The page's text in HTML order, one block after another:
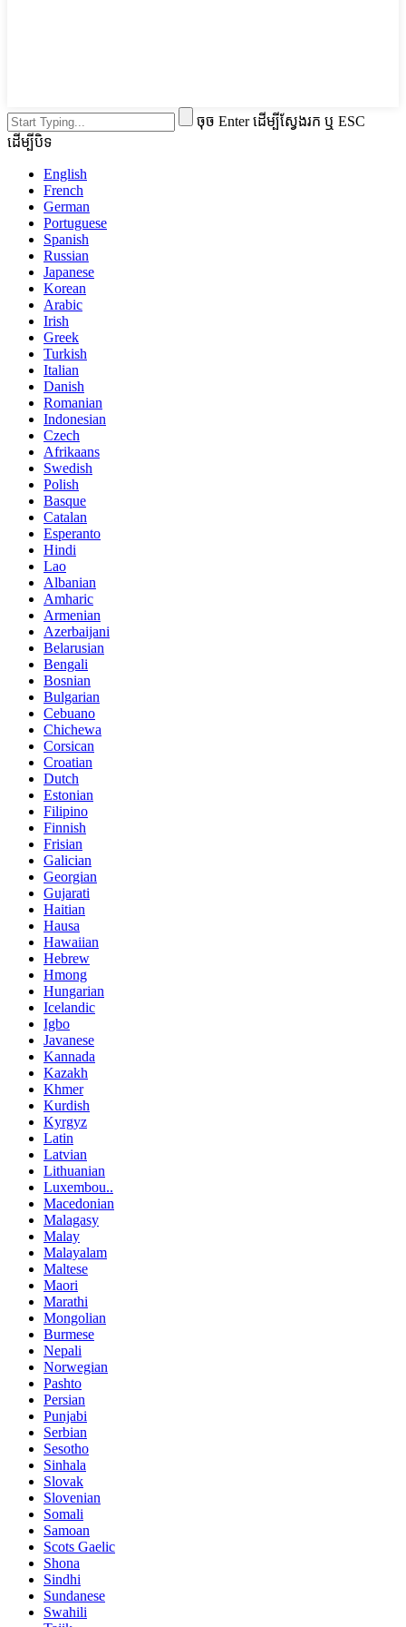
ចុច Enter ដើម្បីស្វែងរក ឬ ESC
ដើម្បីបិទ
English
French
German
Portuguese
Spanish
Russian
Japanese
Korean
Arabic
Irish
Greek
Turkish
Italian
Danish
Romanian
Indonesian
Czech
Afrikaans
Swedish
Polish
Basque
Catalan
Esperanto
Hindi
Lao
Albanian
Amharic
Armenian
Azerbaijani
Belarusian
Bengali
Bosnian
Bulgarian
Cebuano
Chichewa
Corsican
Croatian
Dutch
Estonian
Filipino
Finnish
Frisian
Galician
Georgian
Gujarati
Haitian
Hausa
Hawaiian
Hebrew
Hmong
Hungarian
Icelandic
Igbo
Javanese
Kannada
Kazakh
Khmer
Kurdish
Kyrgyz
Latin
Latvian
Lithuanian
Luxembou..
Macedonian
Malagasy
Malay
Malayalam
Maltese
Maori
Marathi
Mongolian
Burmese
Nepali
Norwegian
Pashto
Persian
Punjabi
Serbian
Sesotho
Sinhala
Slovak
Slovenian
Somali
Samoan
Scots Gaelic
Shona
Sindhi
Sundanese
Swahili